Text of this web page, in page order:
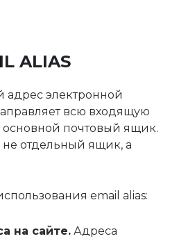
ALIAS
адрес электронной
всю входящую
почтовый ящик.
не отдельный ящик, а
email alias:
на сайте. Адреса